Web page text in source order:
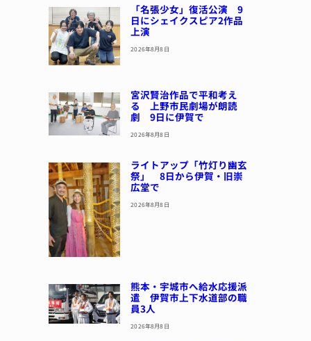
「名張少女」復活公演 9
日にシェイクスピア2作品
上演
2026年8月8日
宮沢賢治作品で平和考え
る 上野市民劇場が朗読
劇 9日に伊賀で
2026年8月8日
ライトアップ「竹灯り幽玄
祭」 8日から伊賀・旧崇
広堂で
2026年8月8日
熊本・宇城市へ給水応援派
遣 伊賀市上下水道部の職
員3人
2026年8月8日